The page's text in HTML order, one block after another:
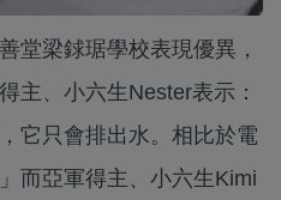
堂梁銶琚學校表現優異，
主、小六生Nester表示：
它只會排出水。相比於電
而亞軍得主、小六生Kimi